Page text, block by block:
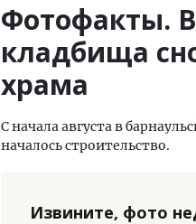
Фотофакты.
кладбища
храма
С начала августа в
началось строительство.
Извините, фото